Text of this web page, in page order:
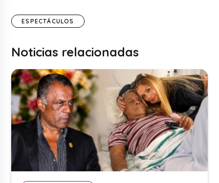
ESPECTÁCULOS
Noticias relacionadas